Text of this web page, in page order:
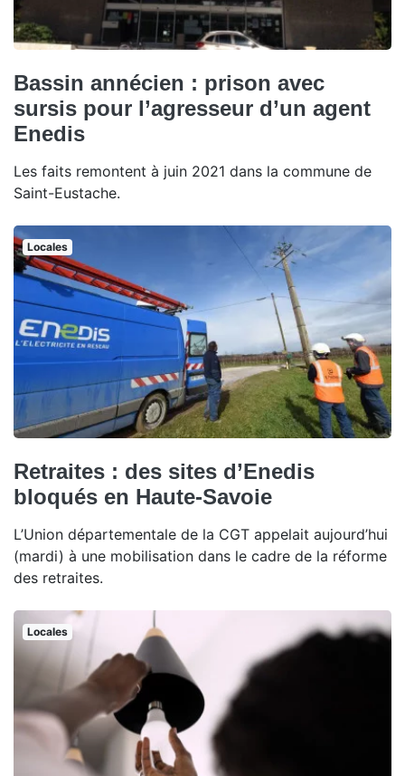
Bassin annécien : prison avec
sursis pour l’agresseur d’un agent
Enedis
Les faits remontent à juin 2021 dans la commune de
Saint-Eustache.
Locales
Retraites : des sites d’Enedis
bloqués en Haute-Savoie
L’Union départementale de la CGT appelait aujourd’hui
(mardi) à une mobilisation dans le cadre de la réforme
des retraites.
Locales